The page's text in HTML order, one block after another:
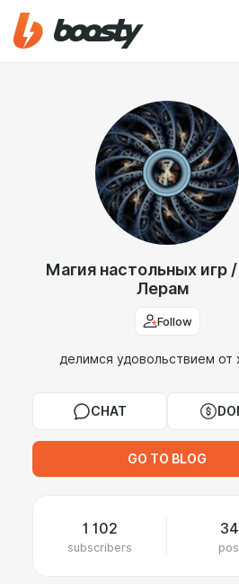
Магия настольных игр
Лерам
Follow
делимся удовольствием от
CHAT
GO TO BLOG
1 102
subscribers